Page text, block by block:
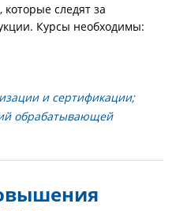
следят за
Курсы необходимы:
и сертификации;
обрабатывающей